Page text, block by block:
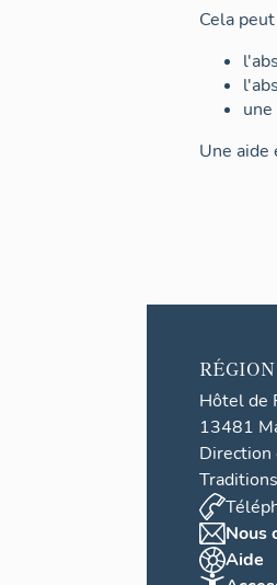
Cela
Une aide
RÉGION
Hôtel de
13481
Direction
Nous
Aide